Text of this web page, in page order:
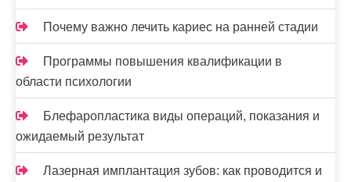
Почему важно лечить кариес на ранней стадии
Программы повышения квалификации в
области психологии
Блефаропластика виды операций, показания и
ожидаемый результат
Лазерная имплантация зубов: как проводится и